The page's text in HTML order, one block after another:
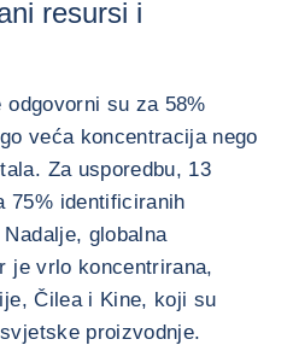
resursi i
su za 58%
veća koncentracija nego
Za usporedbu, 13
75% identificiranih
globalna
je vrlo koncentrirana,
Čilea i Kine, koji su
proizvodnje.